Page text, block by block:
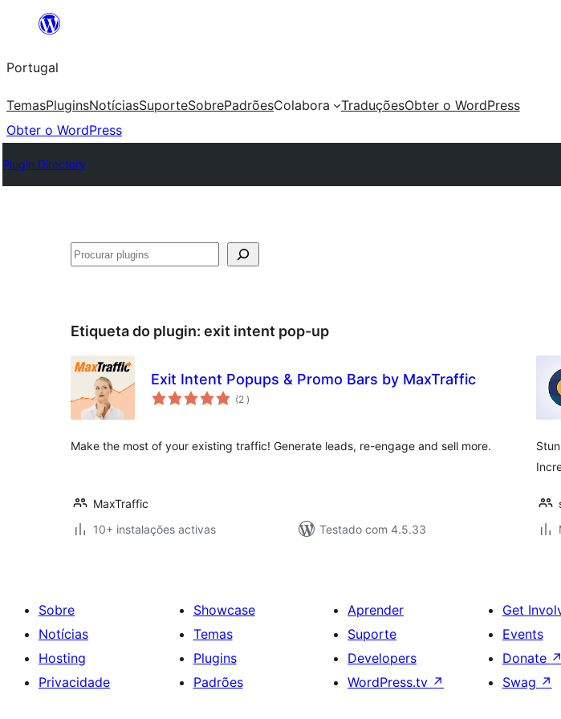
Saltar
o
conteúdo
Portugal
TemasPluginsNotíciasSuporteSobrePadrõesColabora TraduçõesObter o WordPress
Obter o WordPress
Plugin Directory
Pesquisar
Etiqueta do plugin: exit intent pop-up
Exit Intent Popups & Promo Bars by MaxTraffic
(2 classificações
)
Make the most of your existing traffic! Generate leads, re-engage and sell more.
MaxTraffic
10+ instalações activas
Testado com 4.5.33
Sobre
Notícias
Hosting
Privacidade
Showcase
Temas
Plugins
Padrões
Aprender
Suporte
Developers
WordPress.tv ↗
Get
Events
Donate ↗
Swag ↗